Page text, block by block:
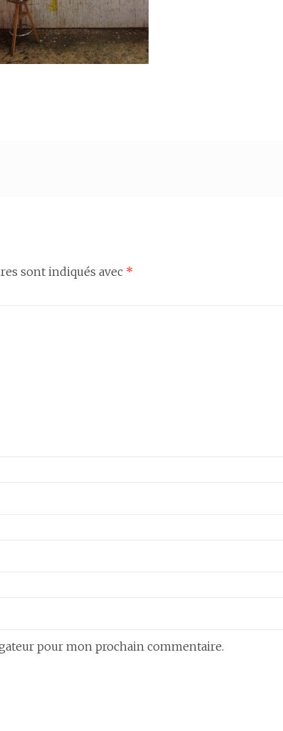
sont indiqués avec *
pour mon prochain commentaire.